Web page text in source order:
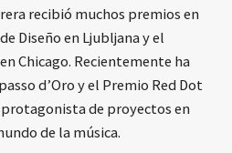
recibió muchos premios en
Diseño en Ljubljana y el
Chicago. Recientemente ha
d’Oro y el Premio Red Dot
de proyectos en
de la música.